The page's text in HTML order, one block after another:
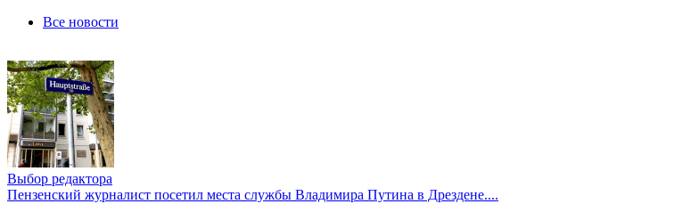
Все новости
Выбор редактора
Пензенский журналист посетил места службы Владимира Путина в Дрездене....